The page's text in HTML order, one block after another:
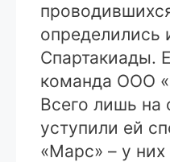
определились
Спартакиады.
команда ООО
Всего лишь на
уступили ей
«Марс» – у